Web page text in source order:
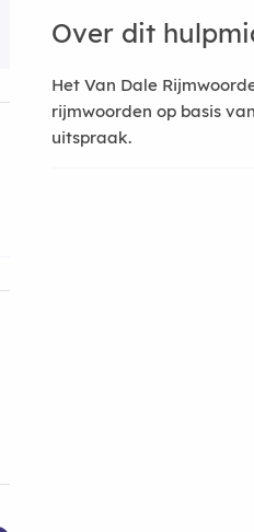
Over dit
Het Van Dale
rijmwoorden op basis
uitspraak.